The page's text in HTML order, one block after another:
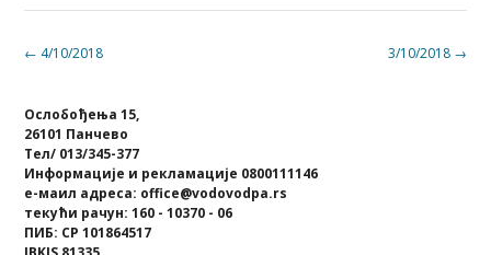
Post 3/10/2018 →
← 4/10/2018
Ослобођења 15,
26101 Панчево
Тел/ 013/345-377
Информације и рекламације 0800111146
е-маил адреса: office@vodovodpa.rs
текући рачун: 160 - 10370 - 06
ПИБ: СР 101864517